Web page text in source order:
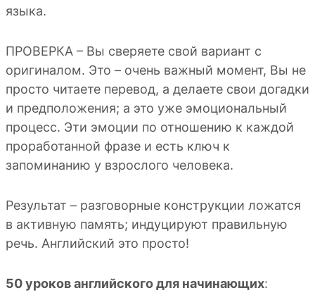
языка.
ПРОВЕРКА – Вы сверяете свой вариант с
оригиналом. Это – очень важный момент, Вы не
просто читаете перевод, а делаете свои догадки
и предположения; а это уже эмоциональный
процесс. Эти эмоции по отношению к каждой
проработанной фразе и есть ключ к
запоминанию у взрослого человека.
Результат – разговорные конструкции ложатся
в активную память; индуцируют правильную
речь. Английский это просто!
50 уроков английского для начинающих: